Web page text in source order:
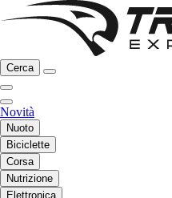
Cerca
Novità
Nuoto
Biciclette
Corsa
Nutrizione
Elettronica